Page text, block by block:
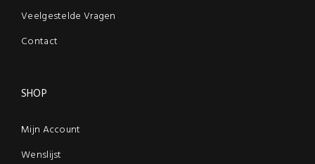
Veelgestelde Vragen
Contact
SHOP
Mijn Account
Wenslijst